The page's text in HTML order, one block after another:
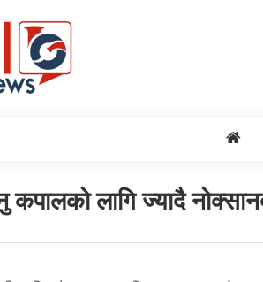
कपालको लागि ज्यादै